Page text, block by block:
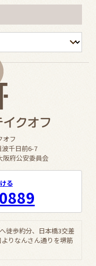
オフ
千日前6-7
阪府公安委員会
る
徒歩約分、日本橋3交差
りなんさん通りを堺筋